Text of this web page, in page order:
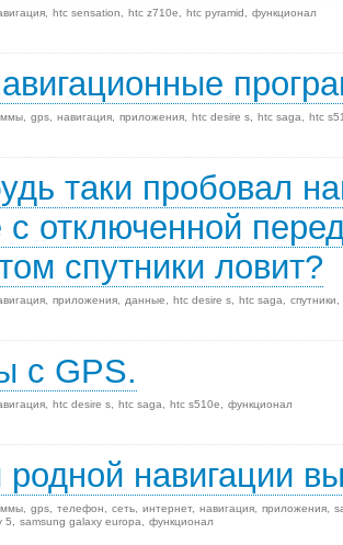
htc sensation htc z710e htc pyramid функционал
gps навигация приложения htc desire s htc saga htc
таки пробовал
с отключенной
спутники ловит?
приложения данные htc desire s htc saga спутники
с GPS.
htc desire s htc saga htc s510e функционал
навигации
gps телефон сеть интернет навигация приложения
5 samsung galaxy europa функционал